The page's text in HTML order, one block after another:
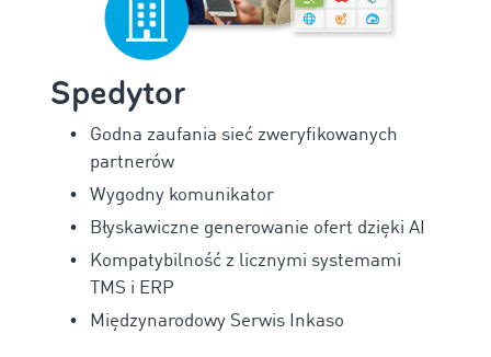
Spedytor
Godna zaufania sieć zweryfikowanych
partnerów
Wygodny komunikator
Błyskawiczne generowanie ofert dzięki AI
Kompatybilność z licznymi systemami
TMS i ERP
Międzynarodowy Serwis Inkaso